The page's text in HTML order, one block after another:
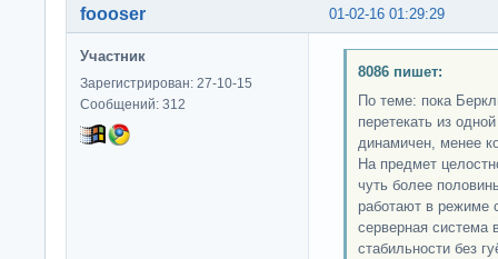
01-02-16 01:29:29
foooser
Участник
Зарегистрирован: 27-10-15
Сообщений: 312
8086 пишет:
По теме: пока
перетекать из
динамичен, менее
На предмет
чуть более
работают в режиме
серверная система
стабильности без